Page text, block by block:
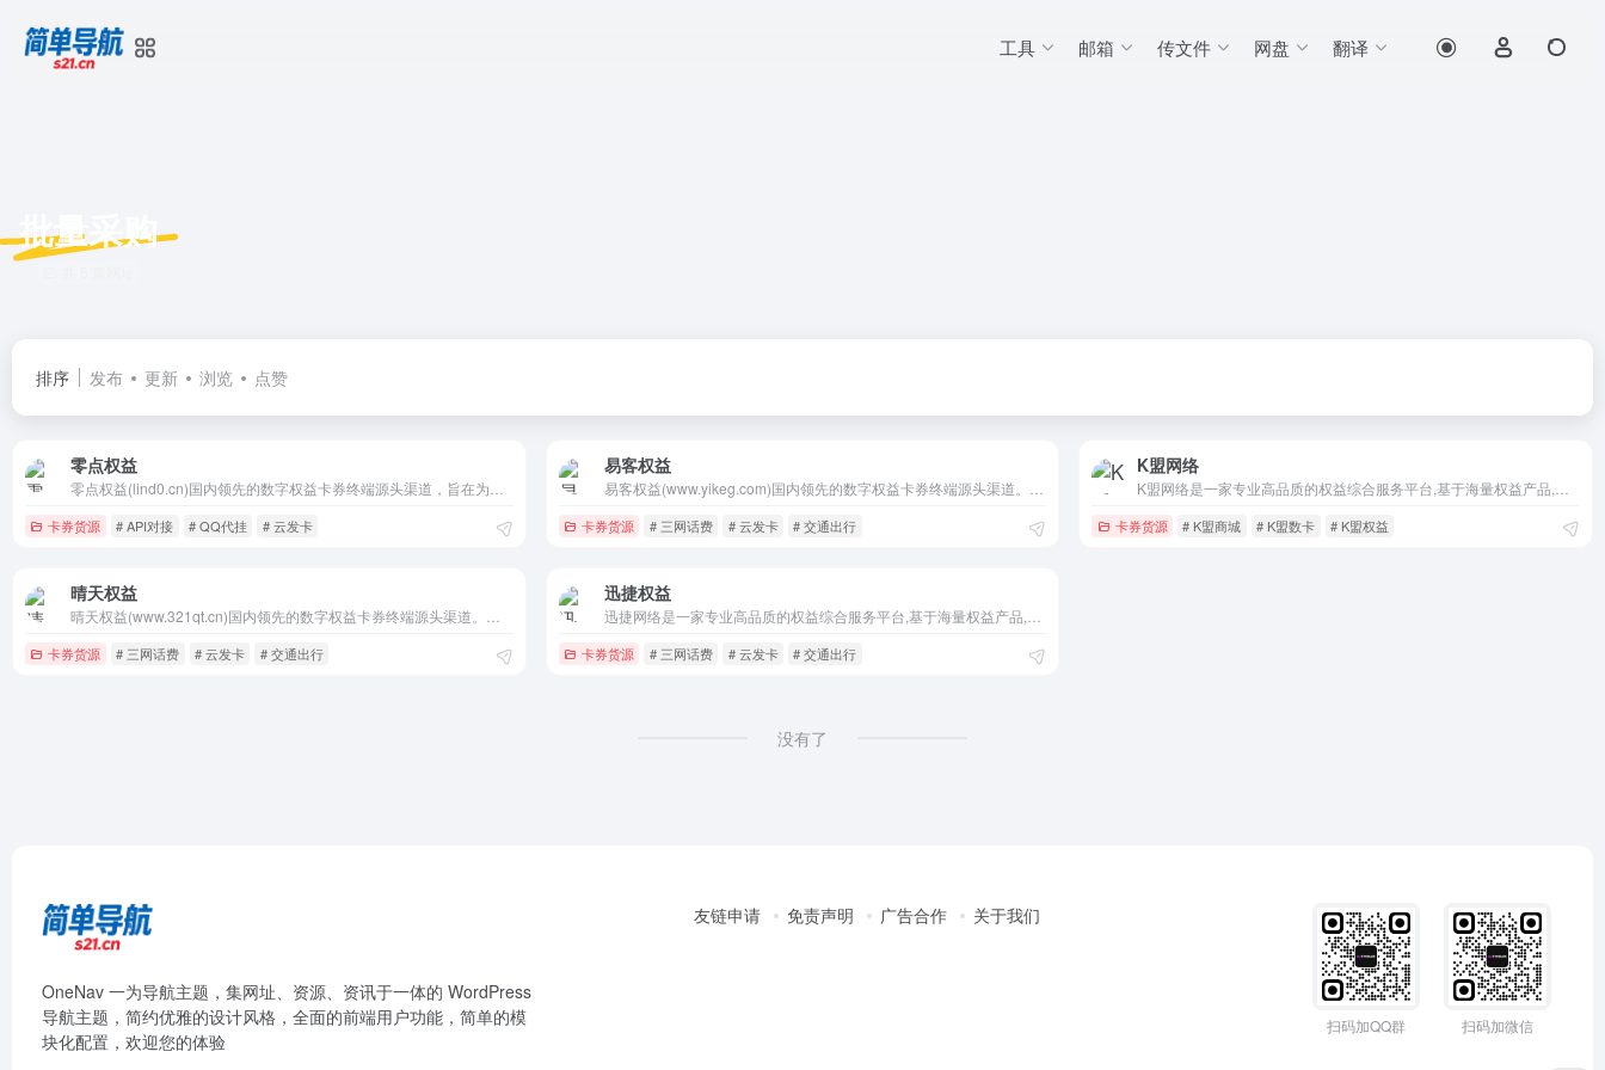
工具 邮箱 传文件 网盘 翻译
批量采购
排序 发布 更新 浏览 点赞
零点权益
卡券货源 # API对接 # QQ代挂 # 云发卡
易客权益
卡券货源 # 三网话费 # 云发卡 # 交通出行
K盟网络
卡券货源 # K盟商城 # K盟数卡 # K盟权益
晴天权益
卡券货源 # 三网话费 # 云发卡 # 交通出行
迅捷权益
卡券货源 # 三网话费 # 云发卡 # 交通出行
没有了
OneNav 一为导航主题，集网址、资源、资讯于一体的 WordPress
导航主题，简约优雅的设计风格，全面的前端用户功能，简单的模
块化配置，欢迎您的体验
友链申请 免责声明 广告合作 关于我们
扫码加QQ群 扫码加微信